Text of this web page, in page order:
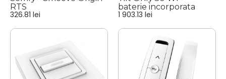
RTS
326.81 lei
baterie incorporata
1 903.13 lei